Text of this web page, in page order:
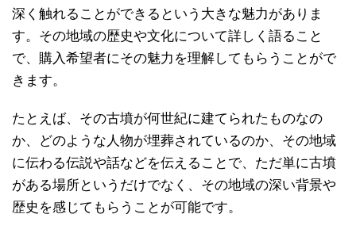
深く触れることができるという大きな魅力がありま
す。その地域の歴史や文化について詳しく語ること
で、購入希望者にその魅力を理解してもらうことがで
きます。
たとえば、その古墳が何世紀に建てられたものなの
か、どのような人物が埋葬されているのか、その地域
に伝わる伝説や話などを伝えることで、ただ単に古墳
がある場所というだけでなく、その地域の深い背景や
歴史を感じてもらうことが可能です。